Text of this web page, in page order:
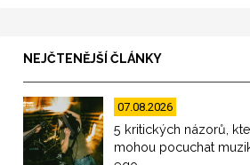
NEJČTENĚJŠÍ ČLÁNKY
07.08.2026
5 kritických názorů,
mohou pocuchat